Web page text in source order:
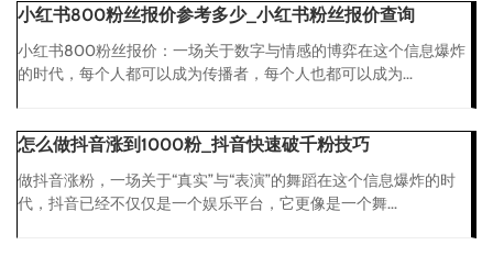
小红书800粉丝报价参考多少_小红书粉丝报价查询
小红书800粉丝报价：一场关于数字与情感的博弈在这个信息爆炸
的时代，每个人都可以成为传播者，每个人也都可以成为...
怎么做抖音涨到1000粉_抖音快速破千粉技巧
做抖音涨粉，一场关于“真实”与“表演”的舞蹈在这个信息爆炸的时
代，抖音已经不仅仅是一个娱乐平台，它更像是一个舞...